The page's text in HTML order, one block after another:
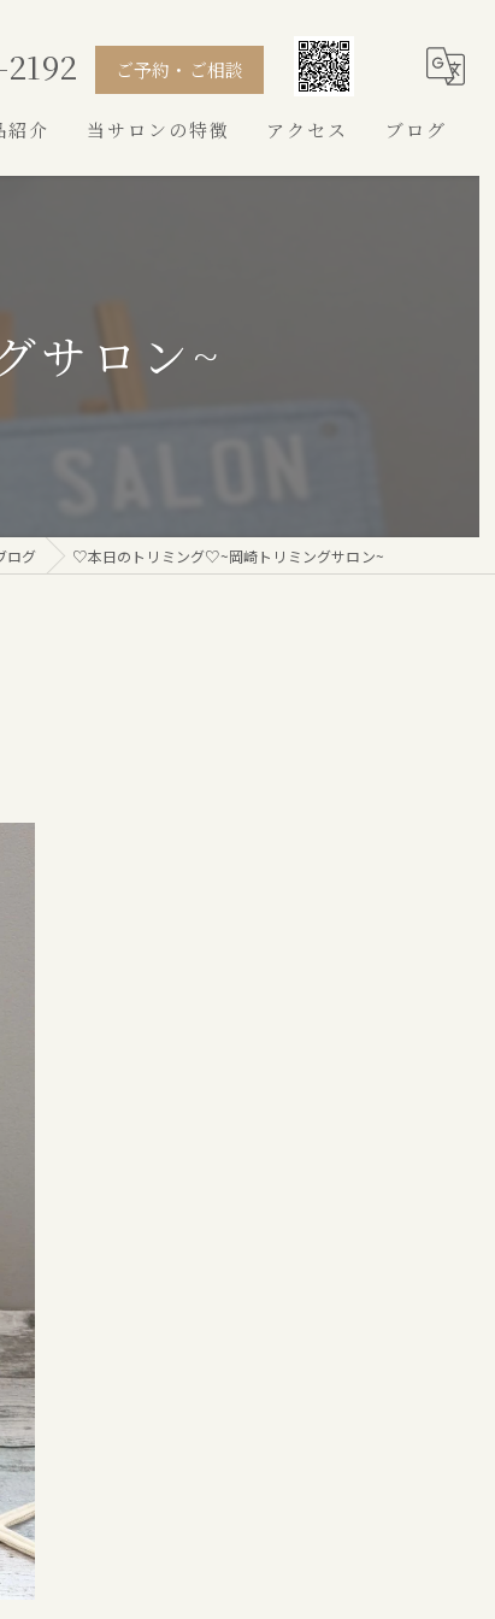
ご予約・ご相談
紹介 当サロンの特徴
シュナウザー
アクセス ブログ
サロン~
ログ ♡本日のトリミング♡⁠~岡崎トリミングサロン~